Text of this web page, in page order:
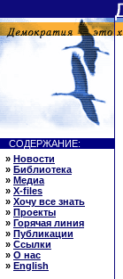
СОДЕРЖАНИЕ:
» Новости
» Библиотека
» Медиа
» X-files
» Хочу все знать
» Проекты
» Горячая линия
» Публикации
» Ссылки
» О нас
» English